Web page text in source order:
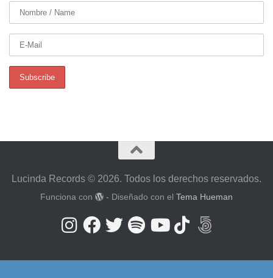
Lucinda Records © 2026. Todos los derechos reservados.
Funciona con - Diseñado con el Tema Hueman